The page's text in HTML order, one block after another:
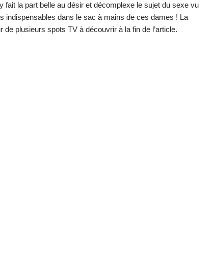
la part belle au désir et décomplexe le sujet du sexe vu
indispensables dans le sac à mains de ces dames ! La
plusieurs spots TV à découvrir à la fin de l’article.